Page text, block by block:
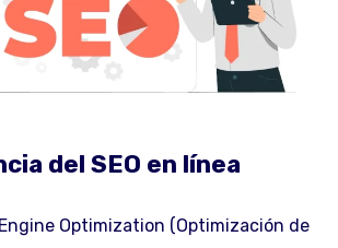
del SEO en línea
Engine Optimization (Optimización de